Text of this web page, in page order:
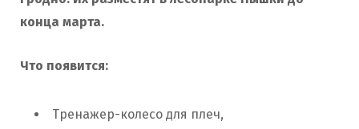
конца марта.
Что появится:
Тренажер-колесо для плеч,